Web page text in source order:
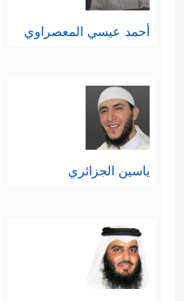
أحمد عيسي المعصراوي
ياسين الجزائري